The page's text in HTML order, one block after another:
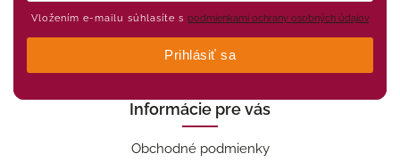
Vložením e-mailu súhlasíte s podmienkami ochrany osobných údajov
Prihlásiť sa
Informácie pre vás
Obchodné podmienky